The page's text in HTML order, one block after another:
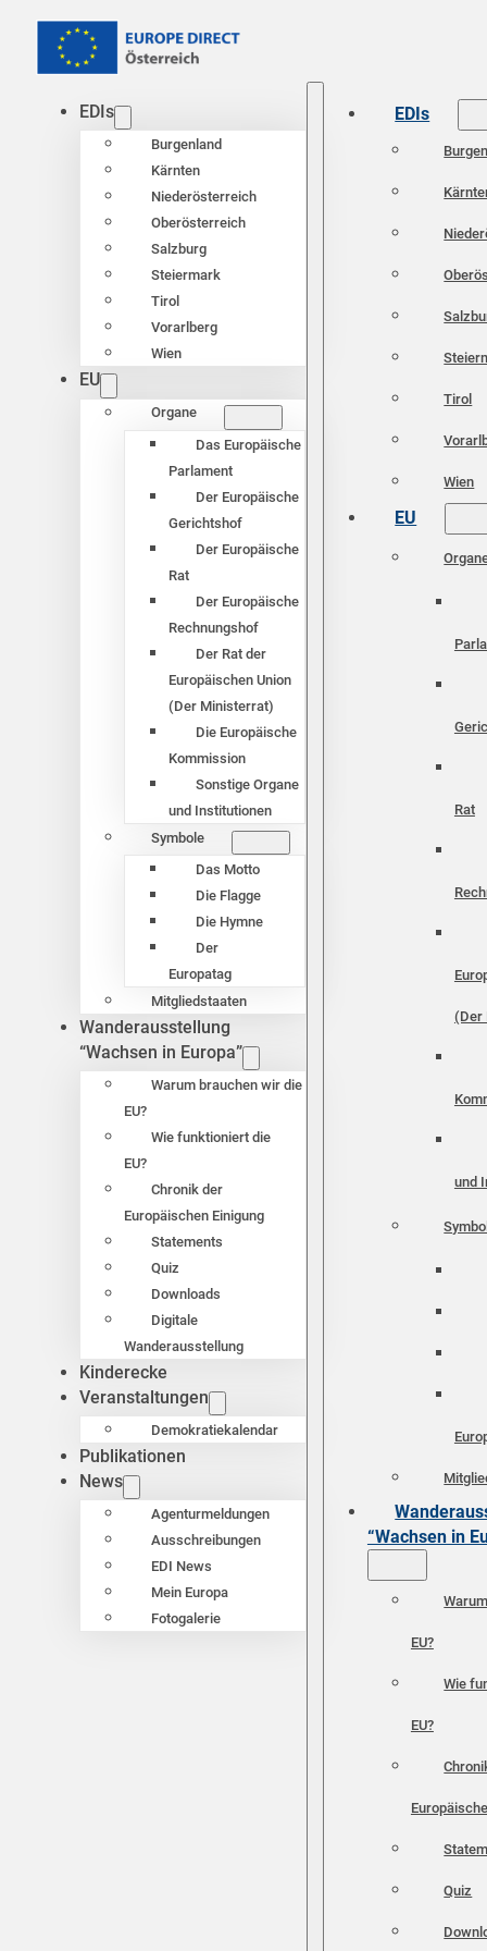
EDIs
Burgenland
Kärnten
Niederösterreich
Oberösterreich
Salzburg
Steiermark
Tirol
Vorarlberg
Wien
EU
Organe
Das Europäische
Parlament
Der Europäische
Gerichtshof
Der Europäische
Rat
Der Europäische
Rechnungshof
Der Rat der
Europäischen Union
(Der Ministerrat)
Die Europäische
Kommission
Sonstige Organe
und Institutionen
Symbole
Das Motto
Die Flagge
Die Hymne
Der
Europatag
Mitgliedstaaten
Wanderausstellung
“Wachsen in Europa”
Warum brauchen wir die
EU?
Wie funktioniert die
EU?
Chronik der
Europäischen Einigung
Statements
Quiz
Downloads
Digitale
Wanderausstellung
Kinderecke
Veranstaltungen
Demokratiekalendar
Publikationen
News
Agenturmeldungen
Ausschreibungen
EDI News
Mein Europa
Fotogalerie
EDIs
Tirol
Wien
EU
Rat
(Der
und
“Wachsen in
EU?
Wie
EU?
Quiz